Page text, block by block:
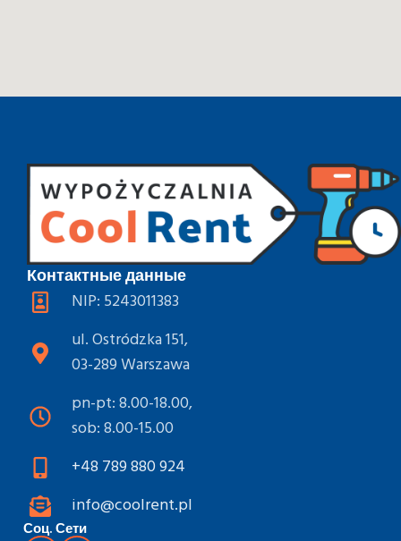
Контактные данные
NIP: 5243011383
ul. Ostródzka 151,
03-289 Warszawa
pn-pt: 8.00-18.00,
sob: 8.00-15.00
+48 789 880 924
info@coolrent.pl
Соц. Сети